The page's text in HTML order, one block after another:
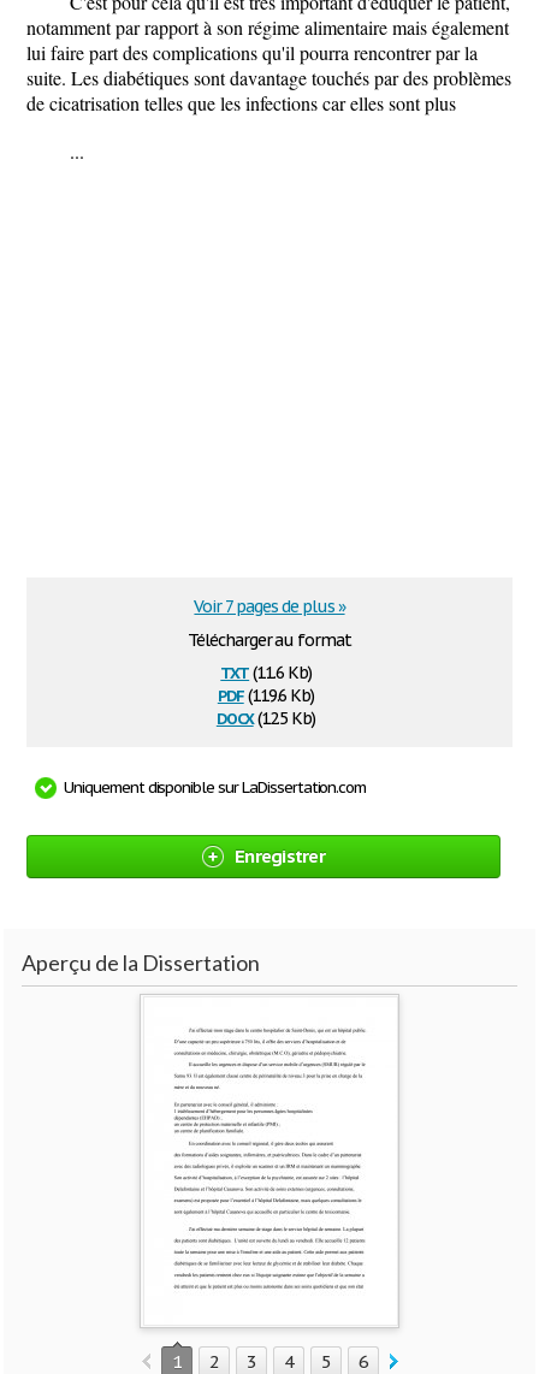
notamment par rapport à son régime alimentaire mais également
lui faire part des complications qu'il pourra rencontrer par la
suite. Les diabétiques sont davantage touchés par des problèmes
de cicatrisation telles que les infections car elles sont plus
...
Télécharger au format
txt(11.6 Kb)
pdf(119.6 Kb)
docx(12.5 Kb)
Voir 7 pages de plus »
Uniquement disponible sur LaDissertation.com
Enregistrer
Aperçu de la Dissertation
1 2 3 4 5 6